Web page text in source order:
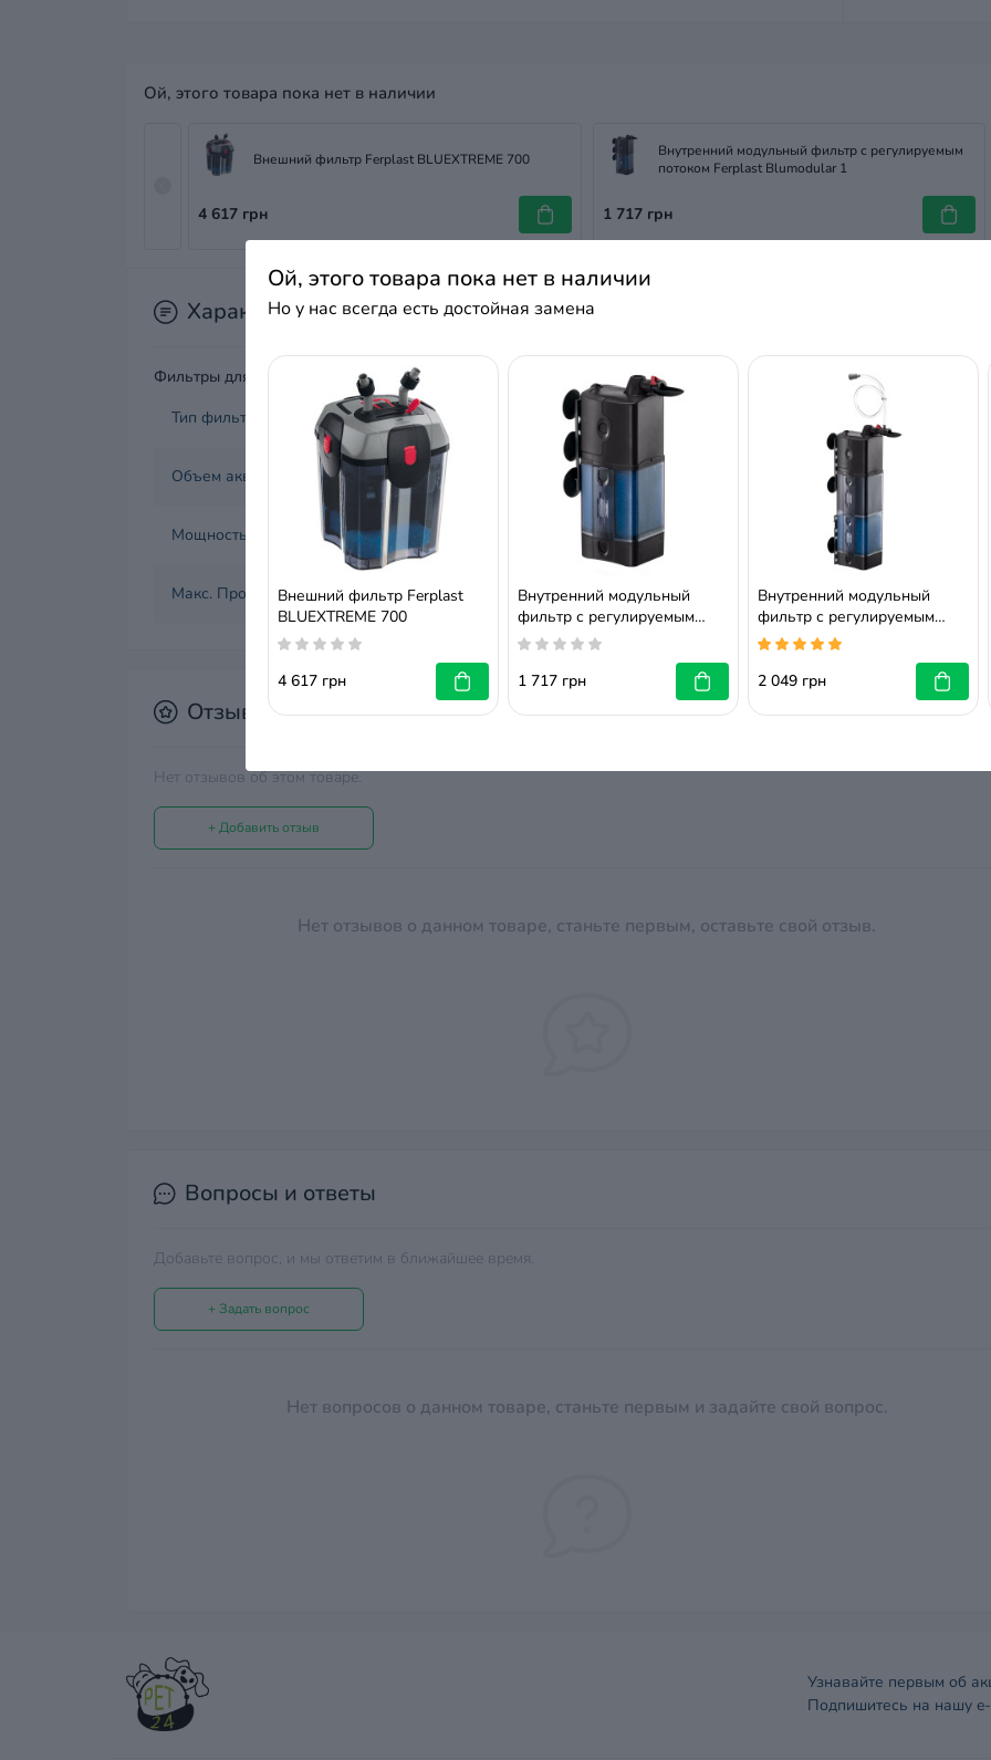
Ой, этого товара пока нет в наличии
Внешний фильтр Ferplast BLUEXTREME 700
4 617 грн
Внутренний модульный фильтр с регулируемым
потоком Ferplast Blumodular 1
1 717 грн
Характеристики
Фильтры для аквариума
Тип фильтра
Внутренний
Объем аквариума 40 л
Мощность 2 Вт
Макс. Производительность 1500 л/час
Отзывы
Нет отзывов об этом товаре.
+ Добавить отзыв
Нет отзывов о данном товаре, станьте первым, оставьте свой отзыв.
Вопросы и ответы
Добавьте вопрос, и мы ответим в ближайшее время.
+ Задать вопрос
Нет вопросов о данном товаре, станьте первым и задайте свой вопрос.
Узнавайте первым об
Подпишитесь на нашу
Ой, этого товара пока нет в наличии
Но у нас всегда есть достойная замена
Внешний фильтр Ferplast
BLUEXTREME 700
4 617 грн
Внутренний модульный
фильтр с регулируемым
потоком Ferplast Blumodular
1 717 грн
Внутренний модульный
фильтр с регулируемым
потоком Ferplast Blumodular
2 049 грн